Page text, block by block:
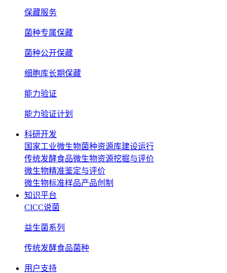
保藏服务
菌种专属保藏
菌种公开保藏
细胞库长期保藏
能力验证
能力验证计划
科研开发
国家工业微生物菌种资源库建设运行
传统发酵食品微生物资源挖掘与评价
微生物精准鉴定与评价
微生物标准样品产品创制
知识平台
CICC说菌
益生菌系列
传统发酵食品菌种
用户支持